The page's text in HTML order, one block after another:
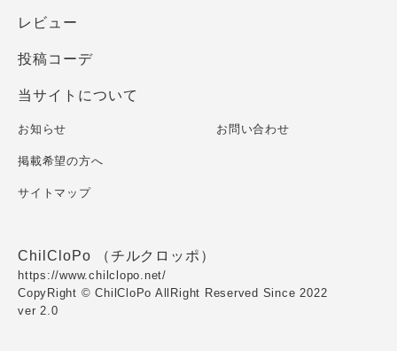
レビュー
投稿コーデ
当サイトについて
お知らせ お問い合わせ
掲載希望の方へ
サイトマップ
ChilCloPo （チルクロッポ）
https://www.chilclopo.net/
CopyRight © ChilCloPo AllRight Reserved Since 2022
ver 2.0